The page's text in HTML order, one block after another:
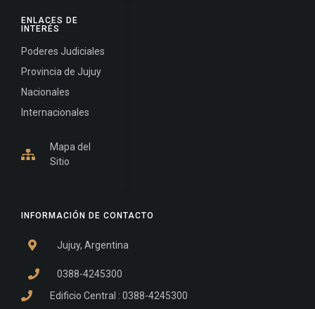
INFORMACIÓN DE CONTACTO
Jujuy, Argentina
0388-4245300
Edificio Central : 0388-4245300
ENLACES DE
INTERÉS
Poderes Judiciales
Provincia de Jujuy
Nacionales
Internacionales
Mapa del
Sitio